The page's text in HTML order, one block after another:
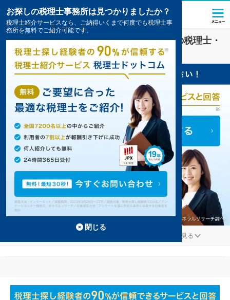
医療・福祉業界に強い奥出雲町(島根県)の税理士・
会計事務所の一覧
もっと見る
お探しの税理士事務所は見つかりましたか？
税理士紹介サービスなら、ご納得いくまで何度でも税理士事
務所を無料でご紹介可能です。
閉じる